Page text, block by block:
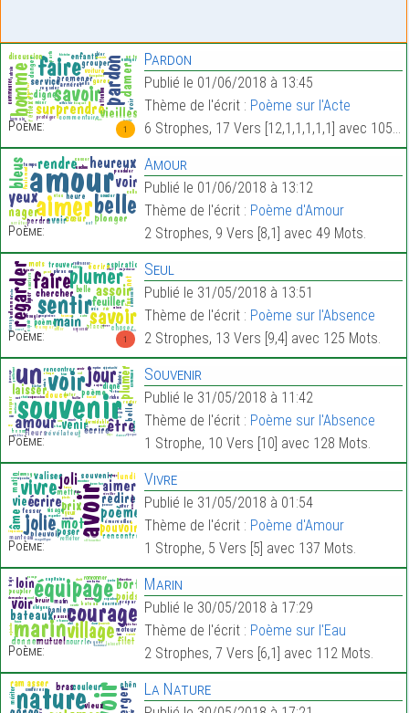
1
Poème:
Pardon
Publié le 01/06/2018 à 13:45
Thème de l'écrit : Poème sur l'Acte
6 Strophes, 17 Vers [12,1,1,1,1,1] avec 105 Mots.
Poème:
Amour
Publié le 01/06/2018 à 13:12
Thème de l'écrit : Poème d'Amour
2 Strophes, 9 Vers [8,1] avec 49 Mots.
1
Poème:
Seul
Publié le 31/05/2018 à 13:51
Thème de l'écrit : Poème sur l'Absence
2 Strophes, 13 Vers [9,4] avec 125 Mots.
Poème:
Souvenir
Publié le 31/05/2018 à 11:42
Thème de l'écrit : Poème sur l'Absence
1 Strophe, 10 Vers [10] avec 128 Mots.
Poème:
Vivre
Publié le 31/05/2018 à 01:54
Thème de l'écrit : Poème d'Amour
1 Strophe, 5 Vers [5] avec 137 Mots.
Poème:
Marin
Publié le 30/05/2018 à 17:29
Thème de l'écrit : Poème sur l'Eau
2 Strophes, 7 Vers [6,1] avec 112 Mots.
La Nature